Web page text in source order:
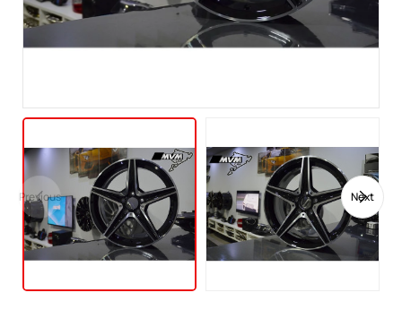
Previous Next